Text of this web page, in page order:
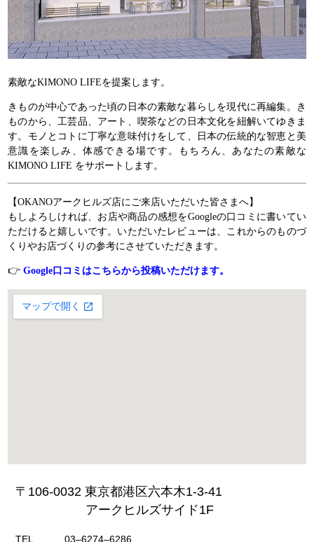
素敵なKIMONO LIFEを提案します。
きものが中心であった頃の日本の素敵な暮らしを現代に再編集。き
ものから、工芸品、アート、喫茶などの日本文化を紐解いてゆきま
す。モノとコトに丁寧な意味付けをして、日本の伝統的な智恵と美
意識を楽しみ、体感できる場です。もちろん、あなたの素敵な
KIMONO LIFE をサポートします。
【OKANOアークヒルズ店にご来店いただいた皆さまへ】
もしよろしければ、お店や商品の感想をGoogleの口コミに書いてい
ただけると嬉しいです。いただいたレビューは、これからのものづ
くりやお店づくりの参考にさせていただきます。
👉 Google口コミはこちらから投稿いただけます。
〒106-0032 東京都港区六本木1-3-41
アークヒルズサイド1F
TEL
03‒6274‒6286